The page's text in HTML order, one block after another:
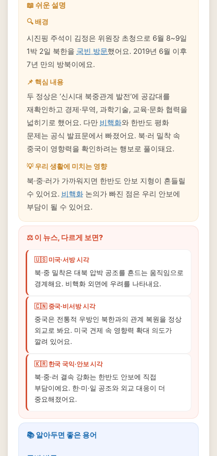
📖 쉬운 설명
🔍 배경
시진핑 주석이 김정은 위원장 초청으로 6월 8~9일
1박 2일 북한을 국빈 방문했어요. 2019년 6월 이후
7년 만의 방북이에요.
📌 핵심 내용
두 정상은 ‘신시대 북중관계 발전’에 공감대를
재확인하고 경제·무역, 과학기술, 교육·문화 협력을
넓히기로 했어요. 다만 비핵화와 한반도 평화
문제는 공식 발표문에서 빠졌어요. 북·러 밀착 속
중국이 영향력을 확인하려는 행보로 풀이돼요.
💡 우리 생활에 미치는 영향
북·중·러가 가까워지면 한반도 안보 지형이 흔들릴
수 있어요. 비핵화 논의가 빠진 점은 우리 안보에
부담이 될 수 있어요.
⚖️ 이 뉴스, 다르게 보면?
🇺🇸 미국·서방 시각
북·중 밀착은 대북 압박 공조를 흔드는 움직임으로
경계해요. 비핵화 외면에 우려를 나타내요.
🇨🇳 중국·비서방 시각
중국은 전통적 우방인 북한과의 관계 복원을 정상
외교로 봐요. 미국 견제 속 영향력 확대 의도가
깔려 있어요.
🇰🇷 한국 국익·안보 시각
북·중·러 결속 강화는 한반도 안보에 직접
부담이에요. 한·미·일 공조와 외교 대응이 더
중요해졌어요.
📚 알아두면 좋은 용어